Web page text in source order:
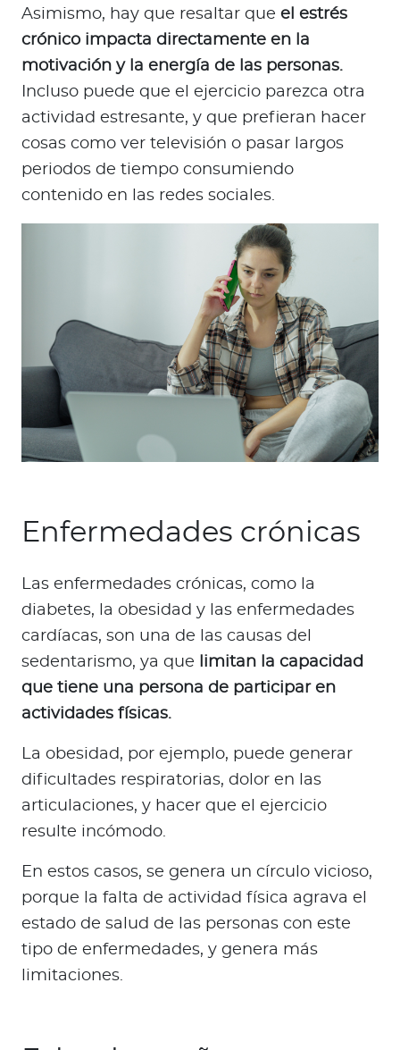
Asimismo, hay que resaltar que el estrés
crónico impacta directamente en la
motivación y la energía de las personas.
Incluso puede que el ejercicio parezca otra
actividad estresante, y que prefieran hacer
cosas como ver televisión o pasar largos
periodos de tiempo consumiendo
contenido en las redes sociales.
Enfermedades crónicas
Las enfermedades crónicas, como la
diabetes, la obesidad y las enfermedades
cardíacas, son una de las causas del
sedentarismo, ya que limitan la capacidad
que tiene una persona de participar en
actividades físicas.
La obesidad, por ejemplo, puede generar
dificultades respiratorias, dolor en las
articulaciones, y hacer que el ejercicio
resulte incómodo.
En estos casos, se genera un círculo vicioso,
porque la falta de actividad física agrava el
estado de salud de las personas con este
tipo de enfermedades, y genera más
limitaciones.